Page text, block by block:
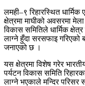
लमही–९ रिहारस्थित धार्मिक
क्षेत्रमा माघीको अवसरमा
विकास समितिले धार्मिक
लाग्ने हुँदा सरसफाइ गरिएको
जनाएको छ ।
यस क्षेत्रमा विशेष गरेर
पर्यटन विकास समिति
लाग्ने भएकाले मन्दिर